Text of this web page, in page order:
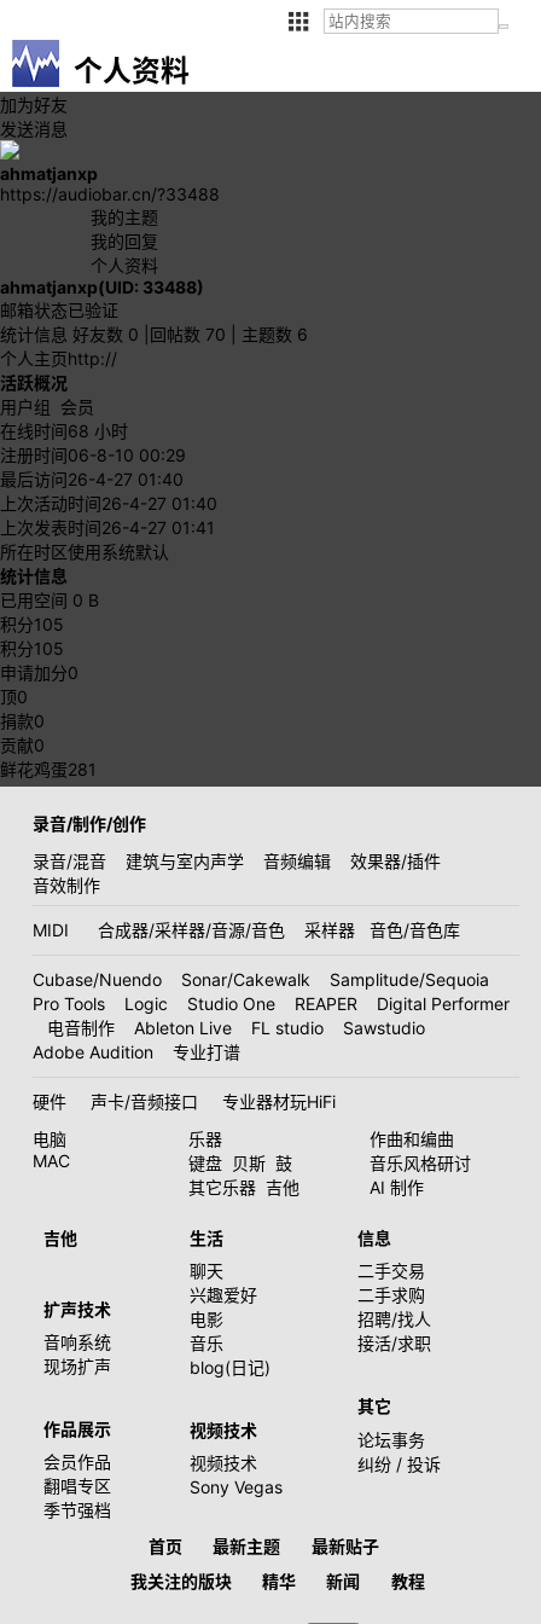
个人资料
加为好友
发送消息
ahmatjanxp
https://audiobar.cn/?33488
我的主题
我的回复
个人资料
ahmatjanxp(UID: 33488)
邮箱状态已验证
统计信息 好友数 0 回帖数 70
主题数 6
个人主页http://
活跃概况
用户组 会员
在线时间68 小时
注册时间06-8-10 00:29
最后访问26-4-27 01:40
上次活动时间26-4-27 01:40
上次发表时间26-4-27 01:41
所在时区使用系统默认
统计信息
已用空间 0 B
积分105
积分105
申请加分0
顶0
捐款0
贡献0
鲜花鸡蛋281
录音/制作/创作
录音/混音
建筑与室内声学 音频编辑
效果器/插件
音效制作
MIDI 合成器/采样器/音源/音色 采样器 音色/音色库
Cubase/Nuendo Sonar/Cakewalk
Samplitude/Sequoia
Pro Tools
Logic Studio One REAPER
Digital Performer
电音制作
Ableton Live FL studio
Sawstudio
Adobe Audition
专业打谱
硬件 声卡/音频接口
专业器材玩HiFi
电脑
MAC
乐器
键盘 贝斯 鼓
其它乐器 吉他
作曲和编曲
音乐风格研讨
AI 制作
吉他
扩声技术
音响系统
现场扩声
作品展示
会员作品
翻唱专区
季节强档
生活
聊天
兴趣爱好
电影
音乐
blog(日记)
视频技术
视频技术
Sony Vegas
信息
二手交易
二手求购
招聘/找人
接活/求职
其它
论坛事务
纠纷 / 投诉
首页 最新主题
最新贴子
我关注的版块
精华 新闻 教程